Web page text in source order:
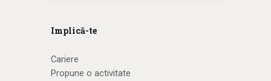
Implică-te
Cariere
Propune o activitate